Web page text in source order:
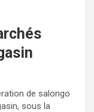
de salongo
sous la